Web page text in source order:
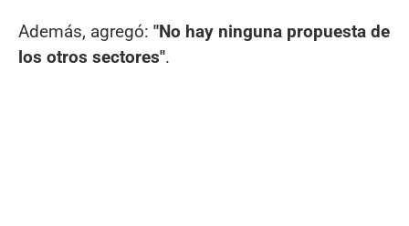
Además, agregó: "No hay ninguna propuesta de
los otros sectores".